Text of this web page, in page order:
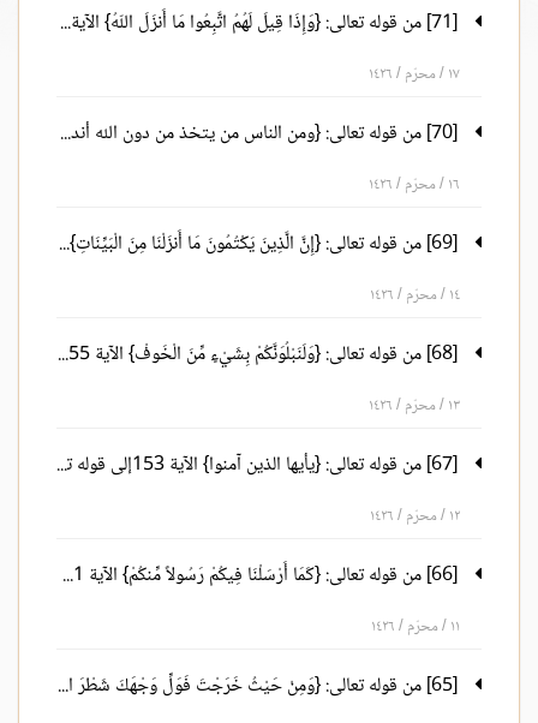
[71] من قوله تعالى: {وَإِذَا قِيلَ لَهُمُ اتَّبِعُوا مَا أَنزَلَ اللّهُ} الآية 170 إلى قوله تعالى: {إِنَّ اللّهَ غَفُورٌ رَّحِيمٌ} الآية173
١٧ / محرّم / ١٤٢٦
[70] من قوله تعالى: {ومن الناس من يتخذ من دون الله أندادا} الآية 166 إلى قوله تعالى: {وَأَن تَقُولُواْ عَلَى اللّهِ مَا لاَ تَعْلَمُونَ} الآية 169
١٦ / محرّم / ١٤٢٦
[69] من قوله تعالى: {إِنَّ الَّذِينَ يَكْتُمُونَ مَا أَنزَلْنَا مِنَ الْبَيِّنَاتِ} الآية 159 إلى قوله تعالى: {لآيَاتٍ لِّقَوْمٍ يَعْقِلُونَ} الآية164
١٤ / محرّم / ١٤٢٦
[68] من قوله تعالى: {وَلَنَبْلُوَنَّكُمْ بِشَيْءٍ مِّنَ الْخَوفْ} الآية 155 إلى قوله تعالى: {فَإِنَّ اللّهَ شَاكِرٌ عَلِيمٌ} الآية 158
١٣ / محرّم / ١٤٢٦
[67] من قوله تعالى: {يأيها الذين آمنوا} الآية 153إلى قوله تعالى: {ولكن لا تشعرون} الآية 154
١٢ / محرّم / ١٤٢٦
[66] من قوله تعالى: {كَمَا أَرْسَلْنَا فِيكُمْ رَسُولاً مِّنكُمْ} الآية 151 إلى قوله تعالى: {وَاشْكُرُواْ لِي وَلاَ تَكْفُرُونِ} الآية 152
١١ / محرّم / ١٤٢٦
[65] من قوله تعالى: {وَمِنْ حَيْثُ خَرَجْتَ فَوَلِّ وَجْهَكَ شَطْرَ الْمَسْجِدِ الْحَرَامِ} الآية 149 إلى قوله تعالى: {وَلَعَلَّكُمْ تَهْتَدُونَ} الآية 150